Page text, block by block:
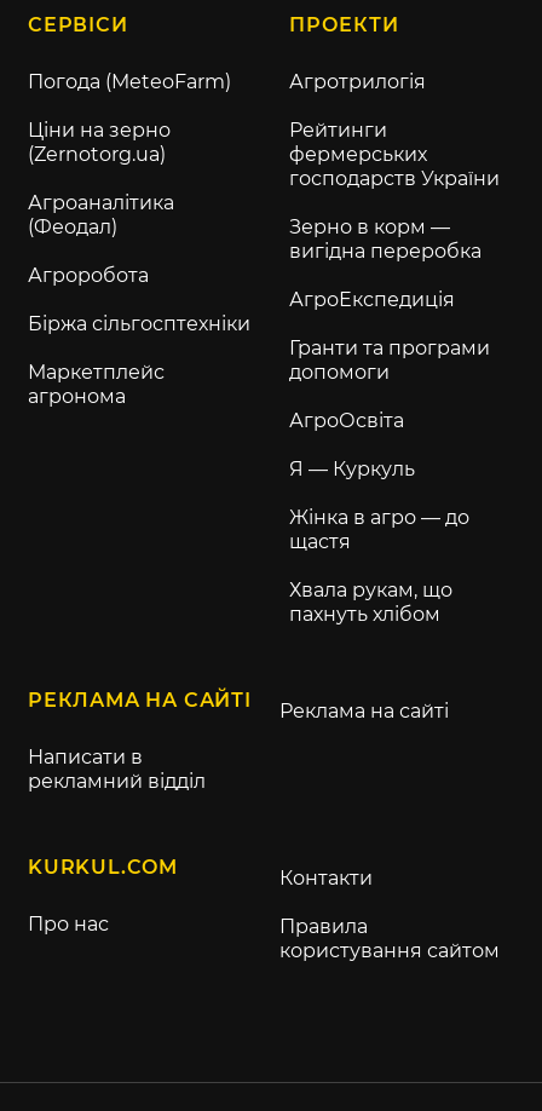
СЕРВІСИ
Погода (MeteoFarm)
Ціни на зерно
(Zernotorg.ua)
Агроаналітика
(Феодал)
Агроробота
Біржа сільгосптехніки
Маркетплейс
агронома
ПРОЕКТИ
Агротрилогія
Рейтинги
фермерських
господарств України
Зерно в корм —
вигідна переробка
АгроЕкспедиція
Гранти та програми
допомоги
АгроОсвіта
Я — Куркуль
Жінка в агро — до
щастя
Хвала рукам, що
пахнуть хлібом
РЕКЛАМА НА САЙТІ
Написати в
рекламний відділ
Реклама на сайті
KURKUL.COM
Про нас
Контакти
Правила
користування сайтом